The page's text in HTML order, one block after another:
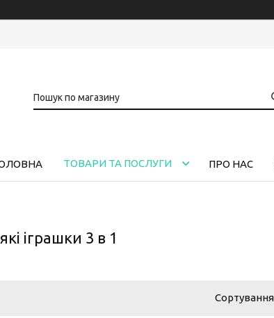
ТОВАРИ ТА ПОСЛУГИ ПРО НАС
іграшки 3 в 1